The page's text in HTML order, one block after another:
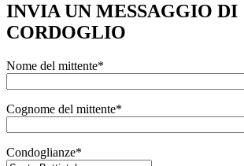
INVIA UN MESSAGGIO DI
CORDOGLIO
Nome del mittente*
Cognome del mittente*
Condoglianze*